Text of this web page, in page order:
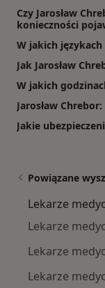
Czy Jarosław
konieczności
W jakich językach
Jak Jarosław
W jakich
Jarosław
Jakie
Powiązane
Lekarze
Lekarze
Lekarze
Lekarze